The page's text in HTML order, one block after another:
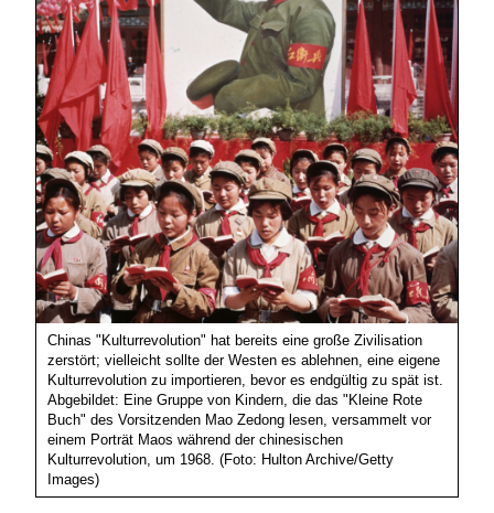
Chinas "Kulturrevolution" hat bereits eine große Zivilisation
zerstört; vielleicht sollte der Westen es ablehnen, eine eigene
Kulturrevolution zu importieren, bevor es endgültig zu spät ist.
Abgebildet: Eine Gruppe von Kindern, die das "Kleine Rote
Buch" des Vorsitzenden Mao Zedong lesen, versammelt vor
einem Porträt Maos während der chinesischen
Kulturrevolution, um 1968. (Foto: Hulton Archive/Getty
Images)